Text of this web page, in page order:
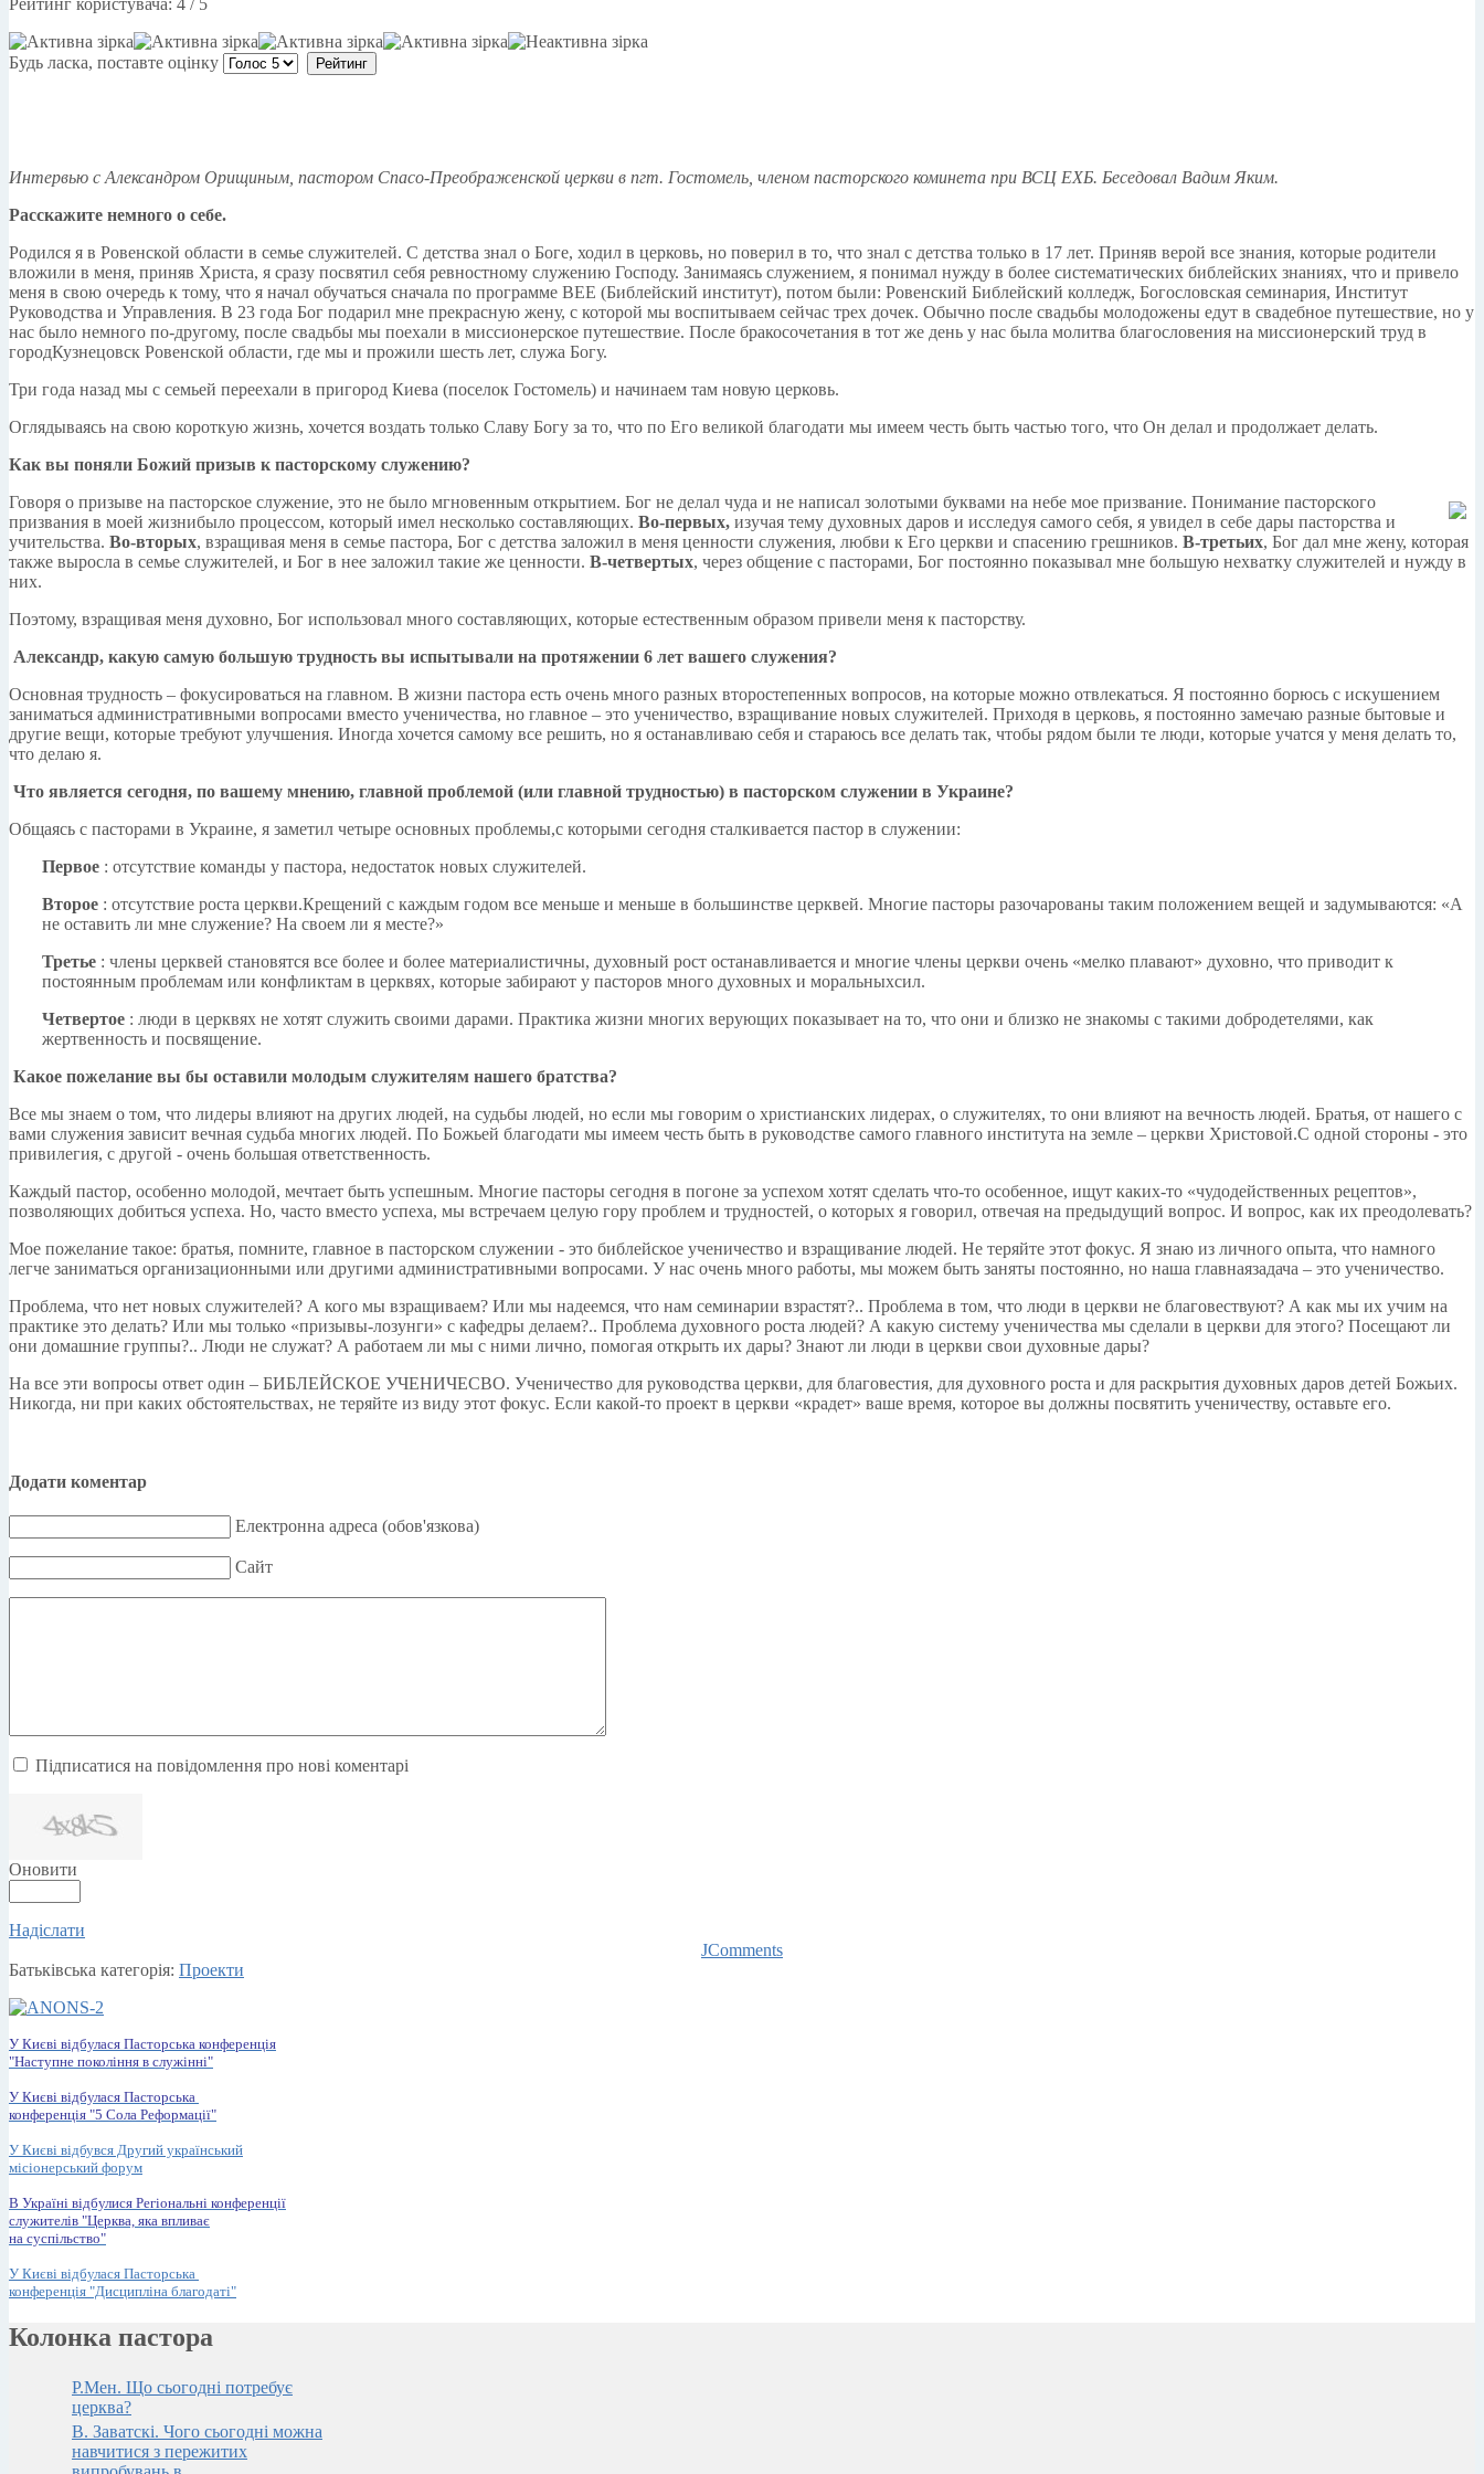
Будь ласка, поставте оцінку
Интервью с Александром Орищиным, пастором Спасо-Преображенской церкви в пгт. Гостомель, членом пасторского коминета при ВСЦ ЕХБ. Беседовал Вадим Яким.
Расскажите немного о себе.
Родился я в Ровенской области в семье служителей. С детства знал о Боге, ходил в церковь, но поверил в то, что знал с детства только в 17 лет. Приняв верой все знания, которые родители
вложили в меня, приняв Христа, я сразу посвятил себя ревностному служению Господу. Занимаясь служением, я понимал нужду в более систематических библейских знаниях, что и привело
меня в свою очередь к тому, что я начал обучаться сначала по программе ВЕЕ (Библейский институт), потом были: Ровенский Библейский колледж, Богословская семинария, Институт
Руководства и Управления. В 23 года Бог подарил мне прекрасную жену, с которой мы воспитываем сейчас трех дочек. Обычно после свадьбы молодожены едут в свадебное путешествие, но у
нас было немного по-другому, после свадьбы мы поехали в миссионерское путешествие. После бракосочетания в тот же день у нас была молитва благословения на миссионерский труд в
городКузнецовск Ровенской области, где мы и прожили шесть лет, служа Богу.
Три года назад мы с семьей переехали в пригород Киева (поселок Гостомель) и начинаем там новую церковь.
Оглядываясь на свою короткую жизнь, хочется воздать только Славу Богу за то, что по Его великой благодати мы имеем честь быть частью того, что Он делал и продолжает делать.
Как вы поняли Божий призыв к пасторскому служению?
Говоря о призыве на пасторское служение, это не было мгновенным открытием. Бог не делал чуда и не написал золотыми буквами на небе мое призвание. Понимание пасторского
призвания в моей жизнибыло процессом, который имел несколько составляющих. Во-первых, изучая тему духовных даров и исследуя самого себя, я увидел в себе дары пасторства и
учительства. Во-вторых, взращивая меня в семье пастора, Бог с детства заложил в меня ценности служения, любви к Его церкви и спасению грешников. В-третьих, Бог дал мне жену, которая
также выросла в семье служителей, и Бог в нее заложил такие же ценности. В-четвертых, через общение с пасторами, Бог постоянно показывал мне большую нехватку служителей и нужду в
них.
Поэтому, взращивая меня духовно, Бог использовал много составляющих, которые естественным образом привели меня к пасторству.
Александр, какую самую большую трудность вы испытывали на протяжении 6 лет вашего служения?
Основная трудность – фокусироваться на главном. В жизни пастора есть очень много разных второстепенных вопросов, на которые можно отвлекаться. Я постоянно борюсь с искушением
заниматься административными вопросами вместо ученичества, но главное – это ученичество, взращивание новых служителей. Приходя в церковь, я постоянно замечаю разные бытовые и
другие вещи, которые требуют улучшения. Иногда хочется самому все решить, но я останавливаю себя и стараюсь все делать так, чтобы рядом были те люди, которые учатся у меня делать то,
что делаю я.
Что является сегодня, по вашему мнению, главной проблемой (или главной трудностью) в пасторском служении в Украине?
Общаясь с пасторами в Украине, я заметил четыре основных проблемы,с которыми сегодня сталкивается пастор в служении:
Первое : отсутствие команды у пастора, недостаток новых служителей.
Второе : отсутствие роста церкви.Крещений с каждым годом все меньше и меньше в большинстве церквей. Многие пасторы разочарованы таким положением вещей и задумываются: «А
не оставить ли мне служение? На своем ли я месте?»
Третье : члены церквей становятся все более и более материалистичны, духовный рост останавливается и многие члены церкви очень «мелко плавают» духовно, что приводит к
постоянным проблемам или конфликтам в церквях, которые забирают у пасторов много духовных и моральныхсил.
Четвертое : люди в церквях не хотят служить своими дарами. Практика жизни многих верующих показывает на то, что они и близко не знакомы с такими добродетелями, как
жертвенность и посвящение.
Какое пожелание вы бы оставили молодым служителям нашего братства?
Все мы знаем о том, что лидеры влияют на других людей, на судьбы людей, но если мы говорим о христианских лидерах, о служителях, то они влияют на вечность людей. Братья, от нашего с
вами служения зависит вечная судьба многих людей. По Божьей благодати мы имеем честь быть в руководстве самого главного института на земле – церкви Христовой.С одной стороны - это
привилегия, с другой - очень большая ответственность.
Каждый пастор, особенно молодой, мечтает быть успешным. Многие пасторы сегодня в погоне за успехом хотят сделать что-то особенное, ищут каких-то «чудодейственных рецептов»,
позволяющих добиться успеха. Но, часто вместо успеха, мы встречаем целую гору проблем и трудностей, о которых я говорил, отвечая на предыдущий вопрос. И вопрос, как их преодолевать?
Мое пожелание такое: братья, помните, главное в пасторском служении - это библейское ученичество и взращивание людей. Не теряйте этот фокус. Я знаю из личного опыта, что намного
легче заниматься организационными или другими административными вопросами. У нас очень много работы, мы можем быть заняты постоянно, но наша главнаязадача – это ученичество.
Проблема, что нет новых служителей? А кого мы взращиваем? Или мы надеемся, что нам семинарии взрастят?.. Проблема в том, что люди в церкви не благовествуют? А как мы их учим на
практике это делать? Или мы только «призывы-лозунги» с кафедры делаем?.. Проблема духовного роста людей? А какую систему ученичества мы сделали в церкви для этого? Посещают ли
они домашние группы?.. Люди не служат? А работаем ли мы с ними лично, помогая открыть их дары? Знают ли люди в церкви свои духовные дары?
На все эти вопросы ответ один – БИБЛЕЙСКОЕ УЧЕНИЧЕСВО. Ученичество для руководства церкви, для благовестия, для духовного роста и для раскрытия духовных даров детей Божьих.
Никогда, ни при каких обстоятельствах, не теряйте из виду этот фокус. Если какой-то проект в церкви «крадет» ваше время, которое вы должны посвятить ученичеству, оставьте его.
Додати коментар
Електронна адреса (обов'язкова)
Сайт
Підписатися на повідомлення про нові коментарі
Оновити
Надіслати
JComments
Батьківська категорія: Проекти
У Києві відбулася Пасторська конференція
"Наступне покоління в служінні"
У Києві відбулася Пасторська
конференція "5 Сола Реформації"
У Києві відбувся Другий український
місіонерський форум
В Україні відбулися Регіональні конференції
служителів "Церква, яка впливає
на суспільство"
У Києві відбулася Пасторська
конференція "Дисципліна благодаті"
Колонка пастора
Р.Мен. Що сьогодні потребує
церква?
В. Заватскi. Чого сьогоднi можна
навчитися з пережитих